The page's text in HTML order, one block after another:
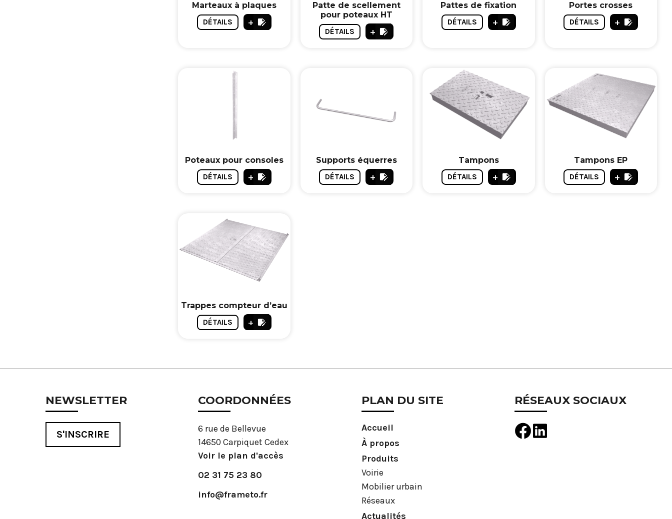
Marteaux à plaques
DÉTAILS +
Patte de scellement
pour poteaux HT
DÉTAILS +
Pattes de fixation
DÉTAILS +
Portes crosses
DÉTAILS +
Poteaux pour consoles
DÉTAILS +
Supports équerres
DÉTAILS +
Tampons
DÉTAILS +
Tampons EP
DÉTAILS +
Trappes compteur d’eau
DÉTAILS +
NEWSLETTER
S'INSCRIRE
COORDONNÉES
6 rue de Bellevue
14650 Carpiquet Cedex
Voir le plan d'accès
02 31 75 23 80
info@frameto.fr
PLAN DU SITE
Accueil
À propos
Produits
Voirie
Mobilier urbain
Réseaux
Actualités
RÉSEAUX SOCIAUX